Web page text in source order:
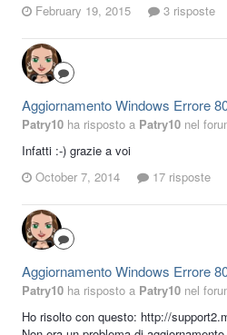
February 19, 2015
3 risposte
Aggiornamento Windows Errore
Patry10 ha risposto a Patry10 nel
Infatti :-) grazie a voi
October 7, 2014
17 risposte
Aggiornamento Windows Errore
Patry10 ha risposto a Patry10 nel
Ho risolto con questo: http://